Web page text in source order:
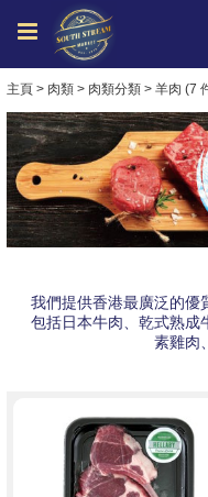
主頁 > 肉類 > 肉類分類 > 羊肉 (7
我們提供香港最廣泛的優
包括日本牛肉、乾式熟成
素雞肉